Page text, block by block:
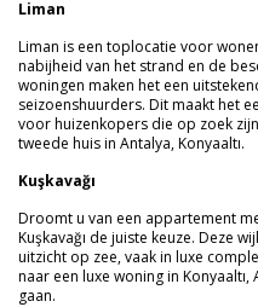
Liman
Liman is een toplocatie voor
nabijheid van het strand en de
woningen maken het een
seizoenshuurders. Dit maakt het
voor huizenkopers die op zoek
tweede huis in Antalya, Konyaaltı.
Kuşkavağı
Droomt u van een appartement
Kuşkavağı de juiste keuze. Deze
uitzicht op zee, vaak in luxe
naar een luxe woning in
gaan.